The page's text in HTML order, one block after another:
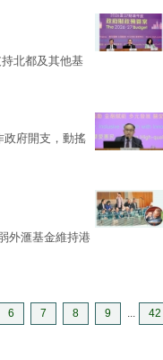
北都及其他基
政府開支，動搖
外滙基金維持港
6 7 8 9 ... 42